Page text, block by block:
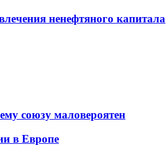
ненефтяного капитала
союзу маловероятен
в Европе